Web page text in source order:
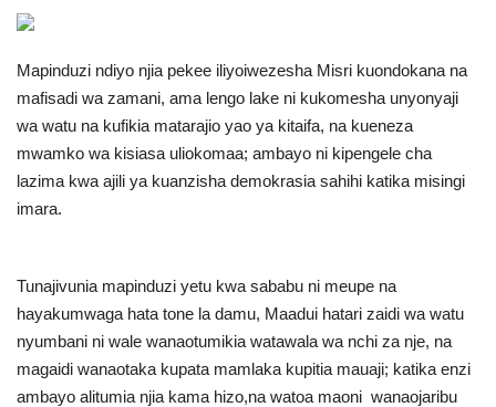
Misri
Timu yetu
Urithi wa Nasser
Habari
Udhamini wa Nasser
Kanuni na Masharti ya Udhamini wa
Nasser
Mapinduzi ndiyo njia pekee iliyoiwezesha Misri kuondokana na
mafisadi wa zamani, ama lengo lake ni kukomesha unyonyaji
wa watu na kufikia matarajio yao ya kitaifa, na kueneza
mwamko wa kisiasa uliokomaa; ambayo ni kipengele cha
lazima kwa ajili ya kuanzisha demokrasia sahihi katika misingi
imara.
Tunajivunia mapinduzi yetu kwa sababu ni meupe na
hayakumwaga hata tone la damu, Maadui hatari zaidi wa watu
nyumbani ni wale wanaotumikia watawala wa nchi za nje, na
magaidi wanaotaka kupata mamlaka kupitia mauaji; katika enzi
ambayo alitumia njia kama hizo,na watoa maoni wanaojaribu